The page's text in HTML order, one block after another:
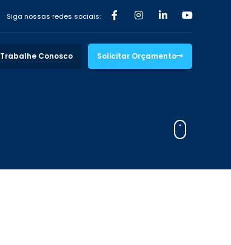
Siga nossas redes sociais:
Trabalhe Conosco Solicitar Orçamento